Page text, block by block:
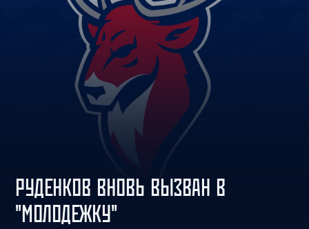
РУДЕНКОВ ВНОВЬ ВЫЗВАН В
"МОЛОДЕЖКУ"